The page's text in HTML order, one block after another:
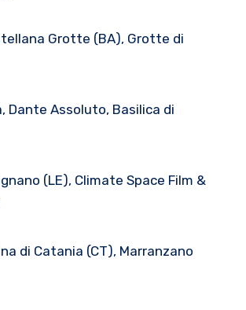
Grotte (BA), Grotte di
Dante Assoluto, Basilica di
(LE), Climate Space Film &
di Catania (CT), Marranzano